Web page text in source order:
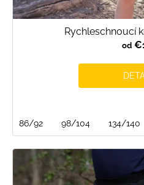
Rychleschnoucí
od
86/92 98/104 134/140